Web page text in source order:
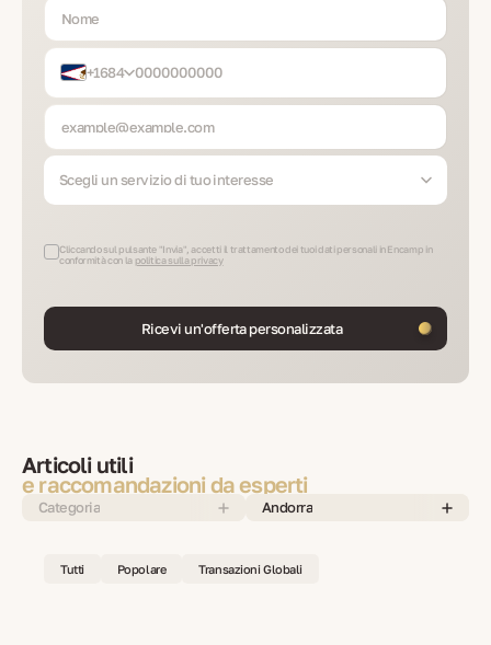
+1684
Scegli un servizio di tuo interesse
Cliccando sul pulsante "Invia", accetti il trattamento dei tuoi dati personali in Encamp in
conformità con la politica sulla privacy
Ricevi un'offerta personalizzata
Articoli utili
e raccomandazioni da esperti
Categoria Andorra
Tutti Popolare Transazioni Globali